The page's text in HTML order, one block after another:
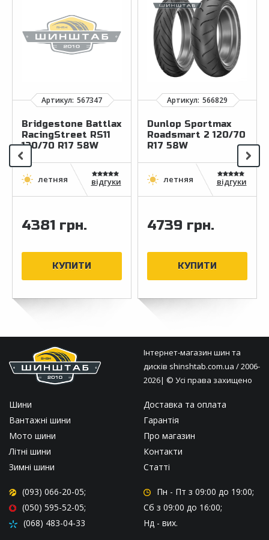
Bridgestone Battlax
RacingStreet RS11
120/70 R17 58W
відгуки
4381 грн.
Dunlop Sportmax
Roadsmart 2 120/70
R17 58W
відгуки
4739 грн.
Шини
Вантажні шини
Мото шини
Літні шини
Зимні шини
Доставка та оплата
Гарантія
Про магазин
Контакти
Статті
(093) 066-20-05;
(050) 595-52-05;
(068) 483-04-33
Пн - Пт з 09:00 до 19:00;
Сб з 09:00 до 16:00;
Нд - вих.
Інтернет-магазин шин та
дисків shinshtab.com.ua / 2006-
2026| © Усі права захищено